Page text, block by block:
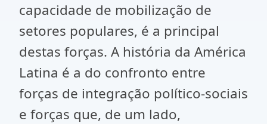
capacidade de mobilização de
setores populares, é a principal
destas forças. A história da América
Latina é a do confronto entre
forças de integração político-sociais
e forças que, de um lado,